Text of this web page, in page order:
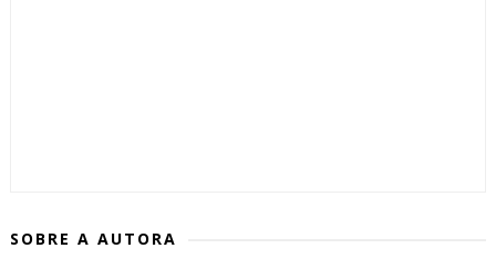
SOBRE A AUTORA